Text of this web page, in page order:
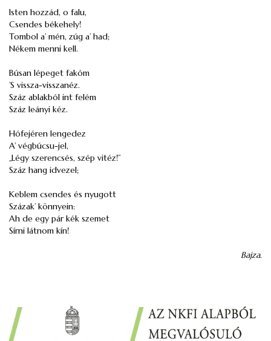
Isten hozzád, o falu,
Csendes békehely!
Tombol a’ mén, zúg a’ had;
Nékem menni kell.
Búsan lépeget fakóm
’S vissza-visszanéz.
Száz ablakból int felém
Száz leányi kéz.
Hófejéren lengedez
A’ végbúcsu-jel,
„Légy szerencsés, szép vitéz!”
Száz hang idvezel;
Keblem csendes és nyugott
Százak’ könnyein:
Ah de egy pár kék szemet
Sírni látnom kín!
Bajza.